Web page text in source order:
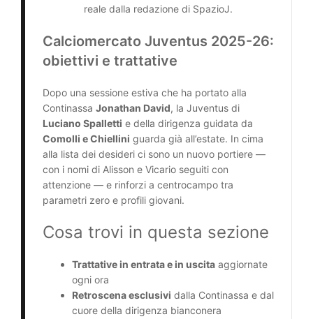
reale dalla redazione di SpazioJ.
Calciomercato Juventus 2025-26:
obiettivi e trattative
Dopo una sessione estiva che ha portato alla
Continassa Jonathan David, la Juventus di
Luciano Spalletti e della dirigenza guidata da
Comolli e Chiellini guarda già all’estate. In cima
alla lista dei desideri ci sono un nuovo portiere —
con i nomi di Alisson e Vicario seguiti con
attenzione — e rinforzi a centrocampo tra
parametri zero e profili giovani.
Cosa trovi in questa sezione
Trattative in entrata e in uscita aggiornate
ogni ora
Retroscena esclusivi dalla Continassa e dal
cuore della dirigenza bianconera